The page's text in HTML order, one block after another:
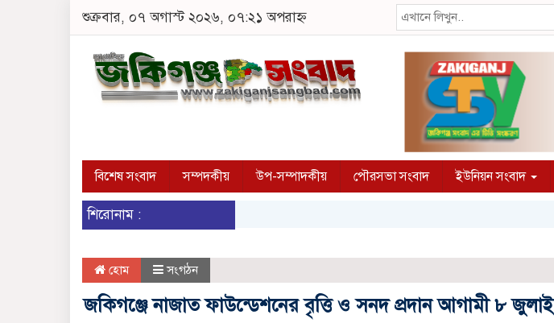
শুক্রবার, ০৭ অগাস্ট ২০২৬, ০৭:২১ অপরাহ্ন
বিশেষ সংবাদ সম্পদকীয় উপ-সম্পাদকীয় পৌরসভা সংবাদ ইউনিয়ন সংবাদ
শিরোনাম :
হোম সংগঠন
জকিগঞ্জে নাজাত ফাউন্ডেশনের বৃত্তি ও সনদ প্রদান আগামী ৮ জুলাই